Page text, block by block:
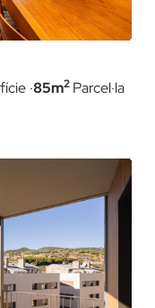
85m2Parcel·la